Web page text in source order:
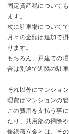
固定資産税について
ます。
次に駐車場について
月々の金額は追加で
ります。
もちろん、戸建ての
合は別途で近隣の駐
それ以外にマンショ
理費はマンションの
この費用を支払う事
たり、共用部の掃除
修繕積立金とは、そ